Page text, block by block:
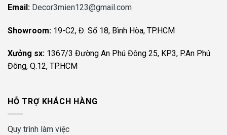
Email: Decor3mien123@gmail.com
Showroom: 19-C2, Đ. Số 18, Bình Hòa, TP.HCM
Xưởng sx: 1367/3 Đường An Phú Đông 25, KP3, P.An Phú
Đông, Q.12, TP.HCM
HỖ TRỢ KHÁCH HÀNG
Quy trình làm việc